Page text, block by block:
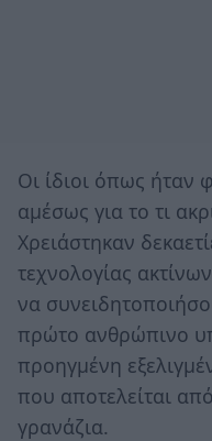
Οι ίδιοι όπως ήταν
αμέσως για το τι
Χρειάστηκαν
τεχνολογίας
να
πρώτο ανθρώπινο
προηγμένη
που αποτελείται
γρανάζια.